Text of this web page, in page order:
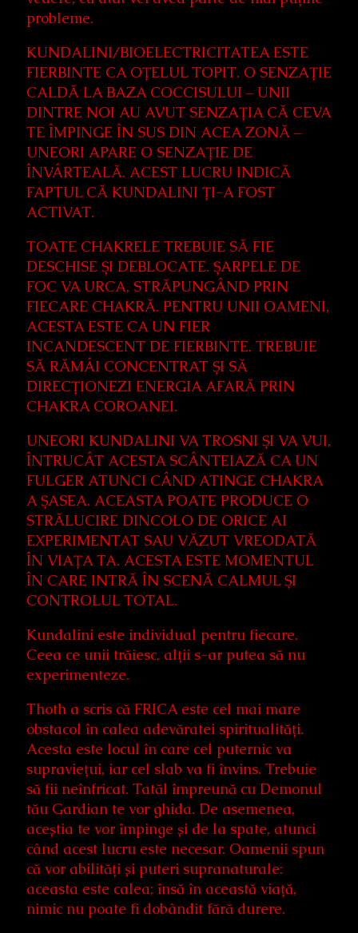
probleme.
KUNDALINI/BIOELECTRICITATEA ESTE
FIERBINTE CA OȚELUL TOPIT. O SENZAȚIE
CALDĂ LA BAZA COCCISULUI – UNII
DINTRE NOI AU AVUT SENZAȚIA CĂ CEVA
TE ÎMPINGE ÎN SUS DIN ACEA ZONĂ –
UNEORI APARE O SENZAȚIE DE
ÎNVÂRTEALĂ. ACEST LUCRU INDICĂ
FAPTUL CĂ KUNDALINI ȚI-A FOST
ACTIVAT.
TOATE CHAKRELE TREBUIE SĂ FIE
DESCHISE ȘI DEBLOCATE. ȘARPELE DE
FOC VA URCA, STRĂPUNGÂND PRIN
FIECARE CHAKRĂ. PENTRU UNII OAMENI,
ACESTA ESTE CA UN FIER
INCANDESCENT DE FIERBINTE. TREBUIE
SĂ RĂMÂI CONCENTRAT ȘI SĂ
DIRECȚIONEZI ENERGIA AFARĂ PRIN
CHAKRA COROANEI.
UNEORI KUNDALINI VA TROSNI ȘI VA VUI,
ÎNTRUCÂT ACESTA SCÂNTEIAZĂ CA UN
FULGER ATUNCI CÂND ATINGE CHAKRA
A ȘASEA. ACEASTA POATE PRODUCE O
STRĂLUCIRE DINCOLO DE ORICE AI
EXPERIMENTAT SAU VĂZUT VREODATĂ
ÎN VIAȚA TA. ACESTA ESTE MOMENTUL
ÎN CARE INTRĂ ÎN SCENĂ CALMUL ȘI
CONTROLUL TOTAL.
Kundalini este individual pentru fiecare.
Ceea ce unii trăiesc, alții s-ar putea să nu
experimenteze.
Thoth a scris că FRICA este cel mai mare
obstacol în calea adevăratei spiritualități.
Acesta este locul în care cel puternic va
supraviețui, iar cel slab va fi învins. Trebuie
să fii neînfricat. Tatăl împreună cu Demonul
tău Gardian te vor ghida. De asemenea,
aceștia te vor împinge și de la spate, atunci
când acest lucru este necesar. Oamenii spun
că vor abilități și puteri supranaturale:
aceasta este calea; însă în această viață,
nimic nu poate fi dobândit fără durere.